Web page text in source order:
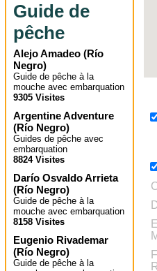
Guide de
pêche
Alejo Amadeo (Río
Negro)
Guide de pêche à la
mouche avec embarquation
9305 Visites
Argentine Adventure
(Río Negro)
Guides de pêche avec
embarquation
8824 Visites
Darío Osvaldo Arrieta
(Río Negro)
Guide de pêche à la
mouche avec embarquation
8158 Visites
Eugenio Rivademar
(Río Negro)
Guide de pêche à la